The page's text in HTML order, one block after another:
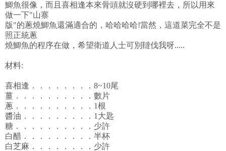
鯽魚很像，而且喜相逢本來骨頭就沒硬到哪裡去，所以用來
做一下"山寨
版"的蔥燒鯽魚還滿適合的，哈哈哈哈!當然，這道菜完全不是
照正統蔥
燒鯽魚的程序在做，希望衛道人士可別韃伐我呀.....
材料:
喜相逢．．．．．．．．8~10尾
薑．．．．．．．．．．數片
蔥．．．．．．．．．．1根
醬油．．．．．．．．．1大匙
糖．．．．．．．．．．少許
白醋．．．．．．．．．半杯
白芝麻．．．．．．．．少許